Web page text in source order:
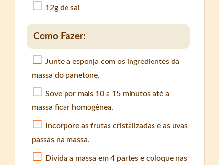
12g de sal
Como Fazer:
Junte a esponja com os ingredientes da
massa do panetone.
Sove por mais 10 a 15 minutos até a
massa ficar homogênea.
Incorpore as frutas cristalizadas e as uvas
passas na massa.
Divida a massa em 4 partes e coloque nas